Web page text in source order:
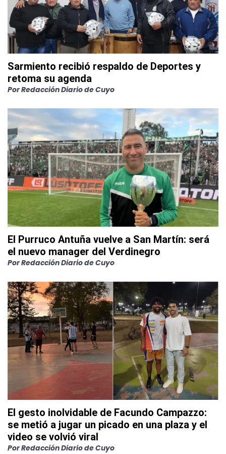
Sarmiento recibió respaldo de Deportes y
retoma su agenda
PorRedacción Diario de Cuyo
El Purruco Antuña vuelve a San Martín: será
el nuevo manager del Verdinegro
PorRedacción Diario de Cuyo
El gesto inolvidable de Facundo Campazzo:
se metió a jugar un picado en una plaza y el
video se volvió viral
PorRedacción Diario de Cuyo